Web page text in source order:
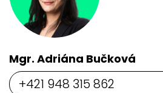
Mgr. Adriána Bučková
+421 948 315 862